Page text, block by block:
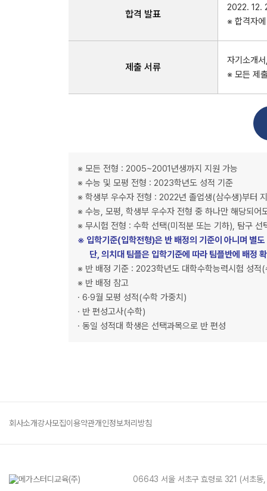
합격 발표
2022. 12.
※ 합격자
제출 서류
자기소개
※ 모든 제
※ 모든 전형 : 2005~2001년생까지 지원 가능
※ 수능 및 모평 전형 : 2023학년도 성적 기준
※ 학생부 우수자 전형 : 2022년 졸업생(삼수생)부터
※ 수능, 모평, 학생부 우수자 전형 중 하나만 해당되어
※ 무시험 전형 : 수학 선택(미적분 또는 기하), 탐구 선
※ 입학기준(입학전형)은 반 배정의 기준이 아니며 별도
단, 의치대 팀플은 입학기준에 따라 팀플반에 배정
※ 반 배정 기준 : 2023학년도 대학수학능력시험 성적
※ 반 배정 참고
· 6·9월 모평 성적(수학 가중치)
· 반 편성고사(수학)
· 동일 성적대 학생은 선택과목으로 반 편성
회사소개강사모집이용약관개인정보처리방침
06643 서울 서초구 효령로 321 (서초